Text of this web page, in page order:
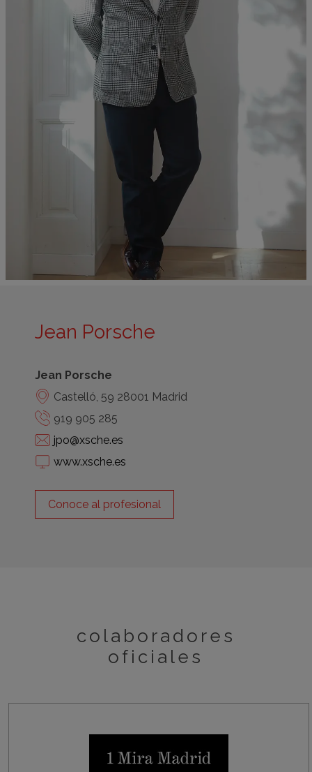
Jean Porsche
Jean Porsche
Castelló, 59 28001 Madrid
919 905 285
jpo@xsche.es
www.xsche.es
Conoce al profesional
colaboradores
oficiales